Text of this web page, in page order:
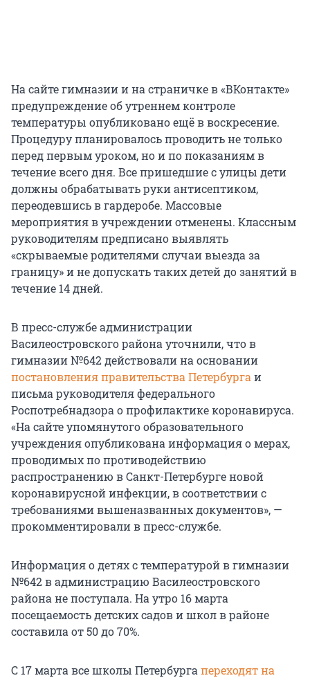
На сайте гимназии и на страничке в «ВКонтакте»
предупреждение об утреннем контроле
температуры опубликовано ещё в воскресение.
Процедуру планировалось проводить не только
перед первым уроком, но и по показаниям в
течение всего дня. Все пришедшие с улицы дети
должны обрабатывать руки антисептиком,
переодевшись в гардеробе. Массовые
мероприятия в учреждении отменены. Классным
руководителям предписано выявлять
«скрываемые родителями случаи выезда за
границу» и не допускать таких детей до занятий в
течение 14 дней.
В пресс-службе администрации
Василеостровского района уточнили, что в
гимназии №642 действовали на основании
постановления правительства Петербурга и
письма руководителя федерального
Роспотребнадзора о профилактике коронавируса.
«На сайте упомянутого образовательного
учреждения опубликована информация о мерах,
проводимых по противодействию
распространению в Санкт-Петербурге новой
коронавирусной инфекции, в соответствии с
требованиями вышеназванных документов», —
прокомментировали в пресс-службе.
Информация о детях с температурой в гимназии
№642 в администрацию Василеостровского
района не поступала. На утро 16 марта
посещаемость детских садов и школ в районе
составила от 50 до 70%.
С 17 марта все школы Петербурга переходят на